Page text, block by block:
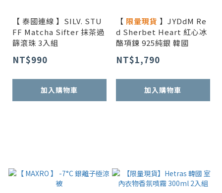
【 泰國連線 】SILV. STU
FF Matcha Sifter 抹茶過
篩滾珠 3入組
NT$990
加入購物車
【 限量現貨 】JYDdM Re
d Sherbet Heart 紅心冰
酪項鍊 925純銀 韓國
NT$1,790
加入購物車